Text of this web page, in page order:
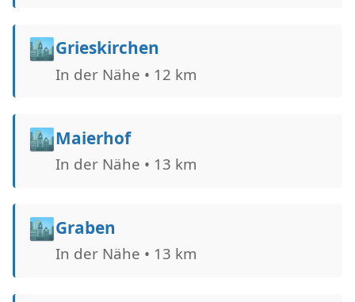
🏙️Grieskirchen
In der Nähe • 12 km
🏙️Maierhof
In der Nähe • 13 km
🏙️Graben
In der Nähe • 13 km